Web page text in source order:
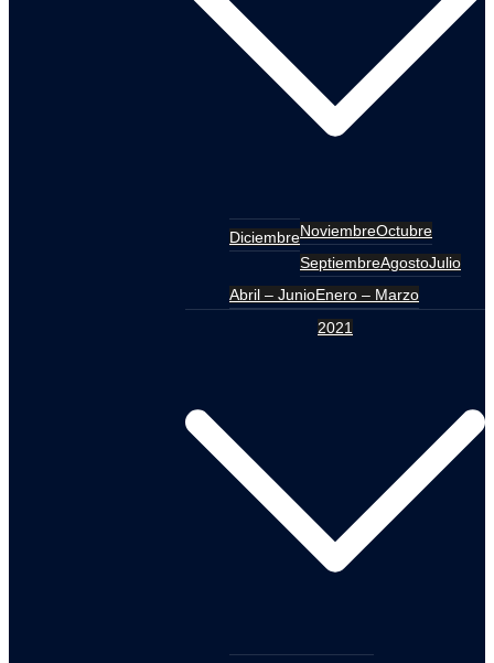
DiciembreNoviembreOctubre
SeptiembreAgostoJulio
Abril – JunioEnero – Marzo
2021